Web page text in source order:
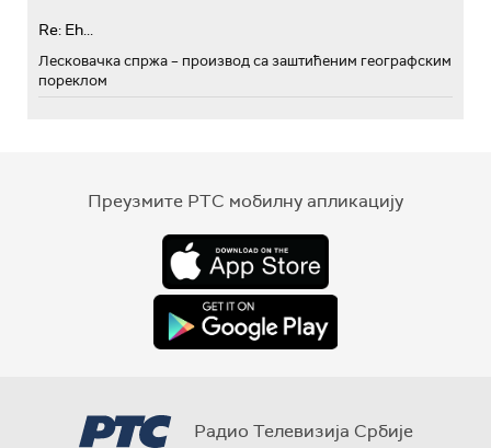
Re: Eh...
Лесковачка спржа – производ са заштићеним географским
пореклом
Преузмите РТС мобилну апликацију
Радио Телевизија Србије